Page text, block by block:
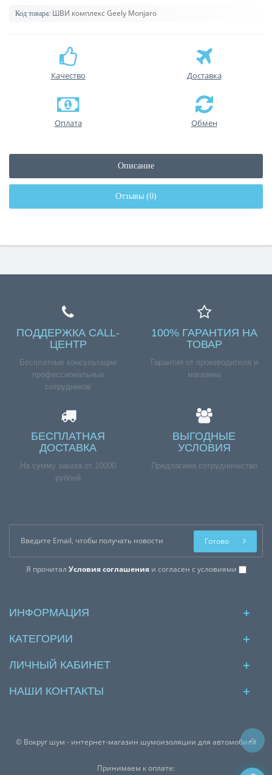
Код товара: ШВИ комплекс Geely Monjaro
Качество Доставка
Оплата Обмен
Описание
Отзывы (0)
ПОДДЕРЖКА CALL-
ЦЕНТР
Бесплатные консультации
профессиональных
сотрудников
100% ГАРАНТИЯ НА
ТОВАР
Гарантия от производителя и
магазина
БЕСПЛАТНАЯ
ДОСТАВКА
На сумму заказа от 10000
рублей
ВЫГОДНЫЕ
УСЛОВИЯ
Предлагаем сотрудничество
Я прочитал Условия соглашенияи согласен с условиями
Готово
ИНФОРМАЦИЯ
КАТЕГОРИИ
ЛИЧНЫЙ КАБИНЕТ
НАШИ КОНТАКТЫ
© Вокруг шум - интернет-магазин шумоизоляции для автомобиля
Принимаем к оплате: